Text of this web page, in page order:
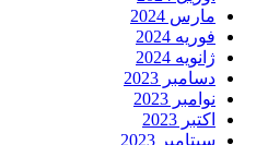
مارس 2024
فوریه 2024
ژانویه 2024
دسامبر 2023
نوامبر 2023
اکتبر 2023
سپتامبر 2023